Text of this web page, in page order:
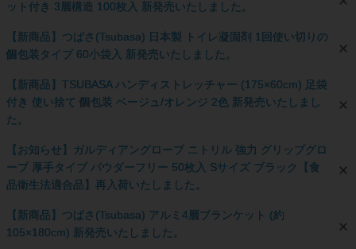
ット付き 3層構造 100枚入 新発売いたしました。
【新商品】つばさ(Tsubasa) 日本製 トイレ凝固剤 1回使い切りの
個包装タイプ 60小袋入 新発売いたしました。
【新商品】TSUBASA ハンディストレッチャー (175×60cm) 足袋
付き 使い捨て 個包装 ベージュ/オレンジ 2色 新発売いたしまし
た。
【お知らせ】ガルディアングローブ ニトリル 強力 グリップグロ
ーブ 厚手タイプ パウダーフリー 50枚入 Sサイズ ブラック【食
品衛生法適合品】再入荷いたしました。
【新商品】つばさ(Tsubasa) アルミ4層ブランケット (約
105×180cm) 新発売いたしました。